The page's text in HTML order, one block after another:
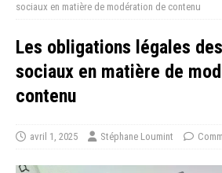
sociaux en matière de modération de contenu
Les obligations légales
sociaux en matière de
contenu
avril 1, 2025 Stéphane Loumint